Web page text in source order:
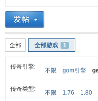
»
全部 全部游戏 1
传奇引擎:
不限 gom引擎
传奇类型:
不限 1.76 1.80